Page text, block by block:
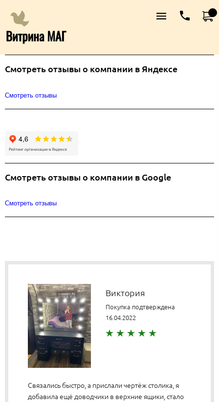
Cмотреть отзывы о компании в Яндексе
Смотреть отзывы
Cмотреть отзывы о компании в Google
Смотреть отзывы
Виктория
Покупка подтверждена
16.04.2022
Связались быстро, а прислали чертёж столика, я
добавила ещё доводчики в верхние ящики, стало